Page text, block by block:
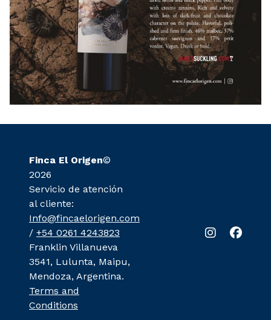
Finca El Origen©
2026
Servicio de atención
al cliente:
Info@fincaelorigen.com
/ +54 0261 4243823
Franklin Villanueva
3541, Lulunta, Maipu,
Mendoza, Argentina.
Terms and
Conditions